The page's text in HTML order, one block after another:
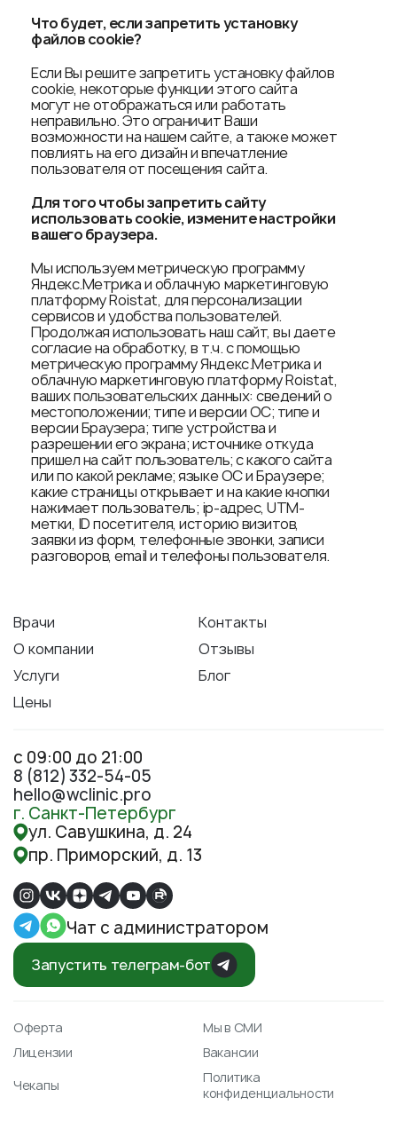
Что будет, если запретить установку
файловcookie?
Если Вы решите запретить установку файлов
cookie, некоторые функции этого сайта
могут не отображаться или работать
неправильно. Это ограничит Ваши
возможности на нашем сайте, а также может
повлиять на его дизайн и впечатление
пользователя от посещения сайта.
Для того чтобы запретить сайту
использоватьcookie, измените настройки
вашего браузера.
Мы используем метрическую программу
Яндекс.Метрика и облачную маркетинговую
платформу Roistat, для персонализации
сервисов и удобства пользователей.
Продолжая использовать наш сайт, вы даете
согласие на обработку, в т.ч. с помощью
метрическую программу Яндекс.Метрика и
облачную маркетинговую платформу Roistat,
ваших пользовательских данных: сведений о
местоположении; типе и версии ОС; типе и
версии Браузера; типе устройства и
разрешении его экрана; источнике откуда
пришел на сайт пользователь; с какого сайта
или по какой рекламе; языке ОС и Браузере;
какие страницы открывает и на какие кнопки
нажимает пользователь; ip-адрес, UTM-
метки, ID посетителя, историю визитов,
заявки из форм, телефонные звонки, записи
разговоров, email и телефоны пользователя.
Врачи
Контакты
О компании
Отзывы
Услуги
Блог
Цены
с 09:00 до 21:00
8 (812) 332-54-05
hello@wclinic.pro
г. Санкт-Петербург
ул. Савушкина, д. 24
пр. Приморский, д. 13
Чат с администратором
Запустить телеграм-бот
Оферта
Мы в СМИ
Лицензии
Вакансии
Чекапы
Политика
конфиденциальности